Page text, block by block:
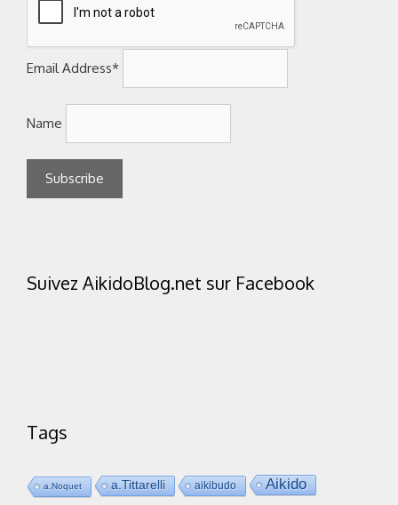
Email Address*
Name
Suivez AikidoBlog.net sur Facebook
Tags
a.Noquet a.Tittarelli aikibudo Aikido